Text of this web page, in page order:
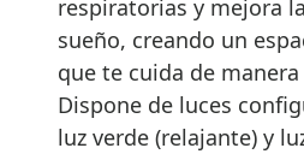
respiratorias y mejora
sueño, creando un
que te cuida de
Dispone de luces
luz verde (relajante) y